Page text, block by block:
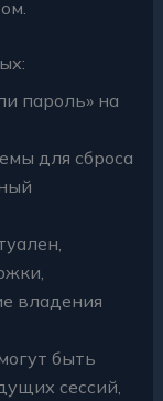
пароль» на
для сброса
владения
быть
сессий,